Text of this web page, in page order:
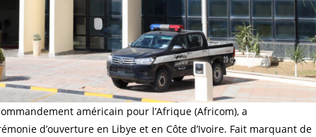
américain pour l’Afrique (Africom), a
d’ouverture en Libye et en Côte d’Ivoire. Fait marquant de